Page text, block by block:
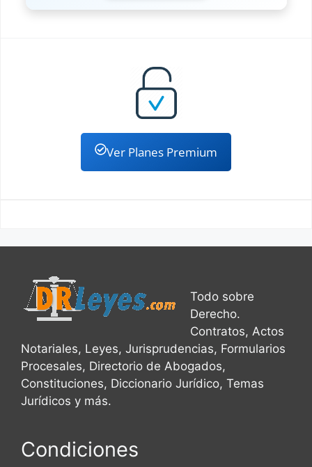
Ver Planes Premium
Todo sobre
Derecho.
Contratos, Actos
Notariales, Leyes, Jurisprudencias, Formularios
Procesales, Directorio de Abogados,
Constituciones, Diccionario Jurídico, Temas
Jurídicos y más.
Condiciones